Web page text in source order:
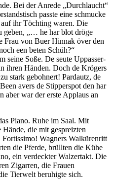
Bei der Anrede
Durchlaucht
passte eine schmucke
ihr Töchting waren. Die
geben,
… he har blot dröge
Frau von Buer Hinnak över den
een beten Schüh?
seine Soße. De seute Uppasser-
ihren Händen. Doch de Krögers
stark gebohnert! Pardautz, de
avers de Stipperspot den har
aber war der erste Applaus an
Piano. Ruhe im Saal. Mit
Hände, die mit gespreizten
Wagners Walkürenritt
die Pferde, brüllten die Kühe
ein verdeckter Walzertakt. Die
Zigarren, die Frauen
Tierwelt beruhigte sich.